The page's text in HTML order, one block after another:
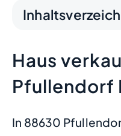
Haus
Pfullendorf
In 88630